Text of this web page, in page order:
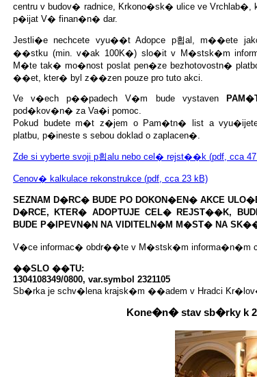
centru v budov� radnice, Krkono�sk� ulice ve Vrchlab�,
p�ijat V� finan�n� dar.
Jestli�e nechcete vyu��t Adopce p횝al, m��ete
��stku (min. v�ak 100K�) slo�it v M�stsk�m
M�te tak� mo�nost poslat pen�ze bezhotovostn�
��et, kter� byl z��zen pouze pro tuto akci.
Ve v�ech p��padech V�m bude vystaven
pod�kov�n� za Va�i pomoc.
Pokud budete m�t z�jem o Pam�tn� list a
platbu, p�ineste s sebou doklad o zaplacen�.
Zde si vyberte svoji p횝alu nebo cel� rejst��k (pdf, cca
Cenov� kalkulace rekonstrukce (pdf, cca 23 kB)
SEZNAM D�RC� BUDE PO DOKON�EN� AKCE
D�RCE, KTER� ADOPTUJE CEL� REJST��K,
BUDE P�IPEVN�N NA VIDITELN�M M�ST� NA
V�ce informac� obdr��te v M�stsk�m informa�n�m
��SLO ��TU:
1304108349/0800, var.symbol 2321105
Sb�rka je schv�lena krajsk�m ��adem v Hradci
Kone�n� stav sb�rky k